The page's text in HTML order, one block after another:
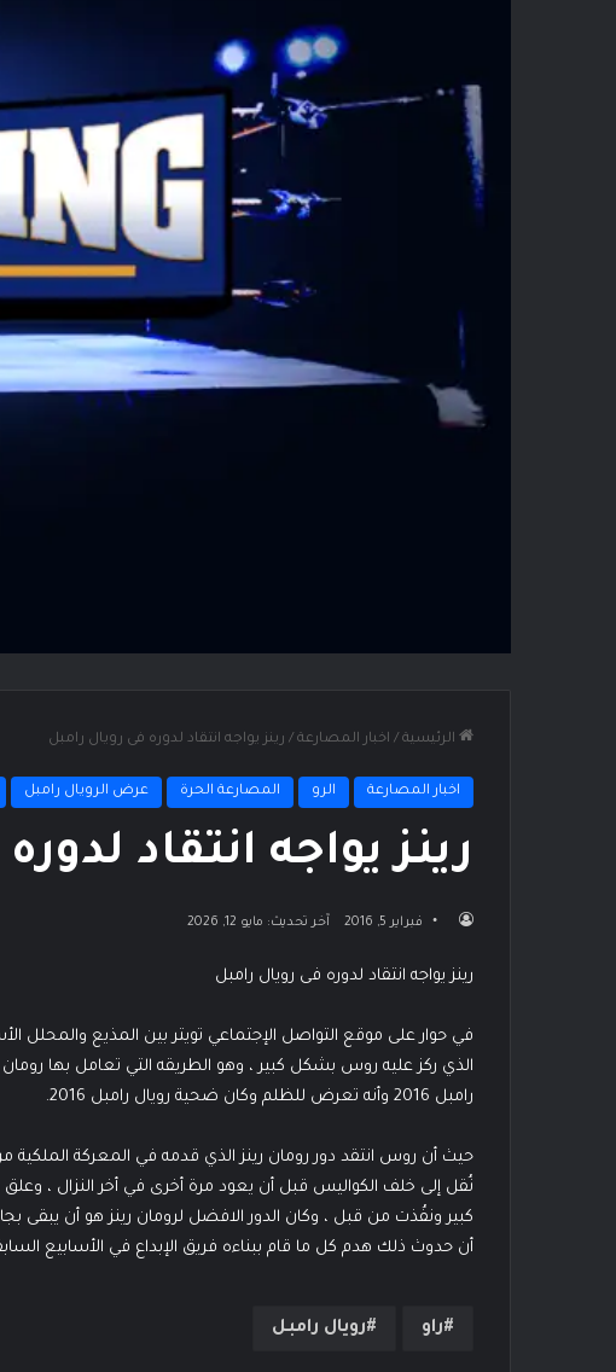
الرئيسية / اخبار المصارعة / رينز يواجه انتقاد لدوره فى رويال رامبل
اخبار المصارعة الرو المصارعة الحرة عرض الرويال رامبل
رينز يواجه انتقاد
فبراير 5, 2016 آخر تحديث: مايو 12, 2026
رينز يواجه انتقاد لدوره فى رويال رامبل
في حوار على موقع التواصل الإجتماعي تويتر بين المذيع
الذي ركز عليه روس بشكل كبير ، وهو الطريقه التي تعامل بها رومان
رامبل 2016 وأنه تعرض للظلم وكان ضحية رويال رامبل 2016.
حيث أن روس انتقد دور رومان رينز الذي قدمه في المعركة
نُقل إلى خلف الكواليس قبل أن يعود مرة أخرى في أخر النزال ،
كبير ونفُذت من قبل ، وكان الدور الافضل لرومان رينز هو أن
أن حدوث ذلك هدم كل ما قام ببناءه فريق الإبداع في الأسابيع
راو رويال رامبل